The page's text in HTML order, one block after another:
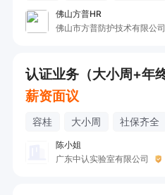
佛山方普HR
佛山市方普防护技术有限公司
薪资面议
容桂 大小周 社保齐全
陈小姐
广东中认实验室有限公司